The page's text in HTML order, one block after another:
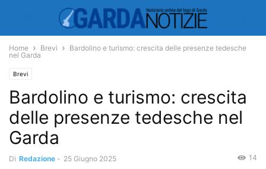
Home Brevi
Bardolino e turismo: crescita delle presenze tedesche
nel Garda
Brevi
Bardolino e turismo: crescita
delle presenze tedesche nel
Garda
Di Redazione - 25 Giugno 2025 14